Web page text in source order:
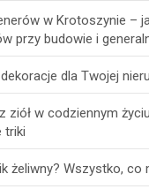
w Krotoszynie –
przy budowie i
dla Twojej
ziół w codziennym
triki
żeliwny? Wszystko,